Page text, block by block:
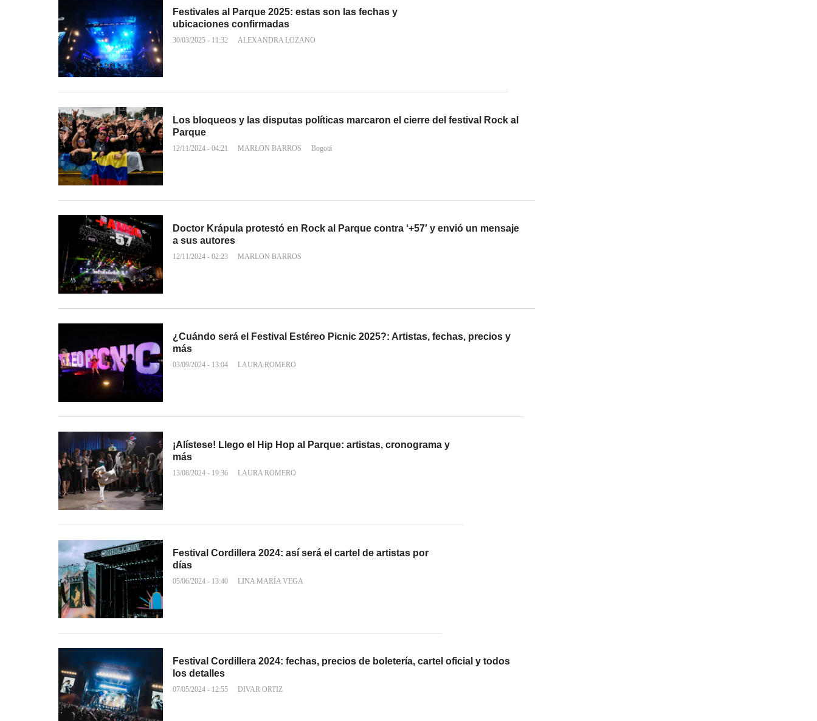
Festivales al Parque 2025: estas son las fechas y
ubicaciones confirmadas
30/03/2025 - 11:32 ALEXANDRA LOZANO
Los bloqueos y las disputas políticas marcaron el cierre del festival Rock al
Parque
12/11/2024 - 04:21 MARLON BARROS Bogotá
Doctor Krápula protestó en Rock al Parque contra ‘+57′ y envió un mensaje
a sus autores
12/11/2024 - 02:23 MARLON BARROS
¿Cuándo será el Festival Estéreo Picnic 2025?: Artistas, fechas, precios y
más
03/09/2024 - 13:04 LAURA ROMERO
¡Alístese! Llego el Hip Hop al Parque: artistas, cronograma y
más
13/08/2024 - 19:36 LAURA ROMERO
Festival Cordillera 2024: así será el cartel de artistas por
días
05/06/2024 - 13:40 LINA MARÍA VEGA
Festival Cordillera 2024: fechas, precios de boletería, cartel oficial y todos
los detalles
07/05/2024 - 12:55 DIVAR ORTIZ